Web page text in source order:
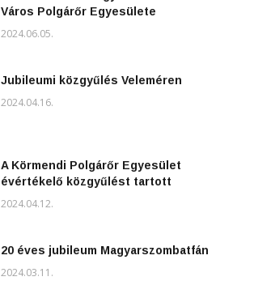
Város Polgárőr Egyesülete
2024.06.05.
Jubileumi közgyűlés Veleméren
2024.04.16.
A Körmendi Polgárőr Egyesület
évértékelő közgyűlést tartott
2024.04.12.
20 éves jubileum Magyarszombatfán
2024.03.11.